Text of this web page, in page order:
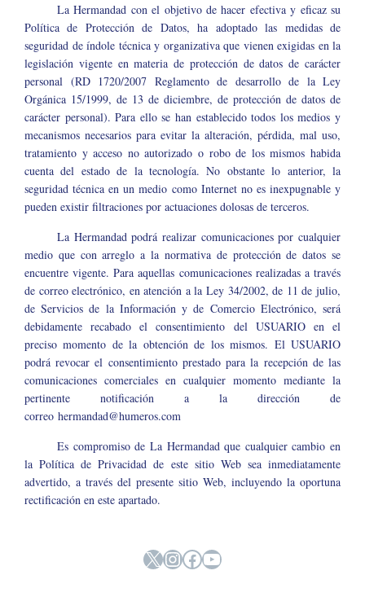
La Hermandad con el objetivo de hacer efectiva y eficaz su
Política de Protección de Datos, ha adoptado las medidas de
seguridad de índole técnica y organizativa que vienen exigidas en la
legislación vigente en materia de protección de datos de carácter
personal (RD 1720/2007 Reglamento de desarrollo de la Ley
Orgánica 15/1999, de 13 de diciembre, de protección de datos de
carácter personal). Para ello se han establecido todos los medios y
mecanismos necesarios para evitar la alteración, pérdida, mal uso,
tratamiento y acceso no autorizado o robo de los mismos habida
cuenta del estado de la tecnología. No obstante lo anterior, la
seguridad técnica en un medio como Internet no es inexpugnable y
pueden existir filtraciones por actuaciones dolosas de terceros.
La Hermandad podrá realizar comunicaciones por cualquier
medio que con arreglo a la normativa de protección de datos se
encuentre vigente. Para aquellas comunicaciones realizadas a través
de correo electrónico, en atención a la Ley 34/2002, de 11 de julio,
de Servicios de la Información y de Comercio Electrónico, será
debidamente recabado el consentimiento del USUARIO en el
preciso momento de la obtención de los mismos. El USUARIO
podrá revocar el consentimiento prestado para la recepción de las
comunicaciones comerciales en cualquier momento mediante la
pertinente notificación a la dirección de
correo hermandad@humeros.com
Es compromiso de La Hermandad que cualquier cambio en
la Política de Privacidad de este sitio Web sea inmediatamente
advertido, a través del presente sitio Web, incluyendo la oportuna
rectificación en este apartado.
X Instagram
Facebook
YouTube